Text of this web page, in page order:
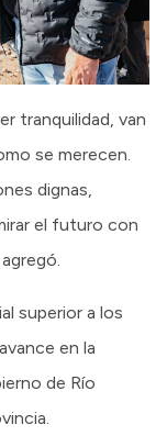
tranquilidad, van
se merecen.
dignas,
el futuro con
superior a los
en la
de Río